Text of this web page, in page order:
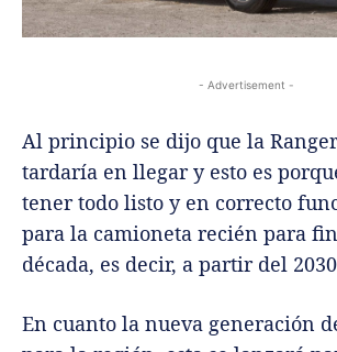
- Advertisement -
Al principio se dijo que la
tardaría en llegar y esto es
tener todo listo y en correcto
para la camioneta recién para
década, es decir, a partir del
En cuanto la nueva generación